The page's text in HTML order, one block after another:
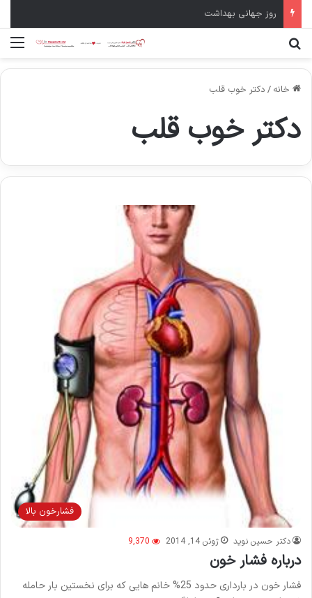
سال نو مبارک
خانه / دکتر خوب قلب
دکتر خوب قلب
فشارخون بالا
دکتر حسین نوید ژوئن 14, 2014 9,370
درباره فشار خون
فشار خون در بارداری حدود 25% خانم هایی که برای نخستین بار حامله